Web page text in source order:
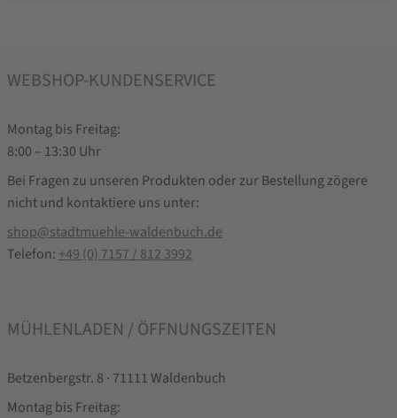
WEBSHOP-KUNDENSERVICE
Montag bis Freitag:
8:00 – 13:30 Uhr
Bei Fragen zu unseren Produkten oder zur Bestellung zögere
nicht und kontaktiere uns unter:
shop@stadtmuehle-waldenbuch.de
Telefon: +49 (0) 7157 / 812 3992
MÜHLENLADEN / ÖFFNUNGSZEITEN
Betzenbergstr. 8 · 71111 Waldenbuch
Montag bis Freitag: